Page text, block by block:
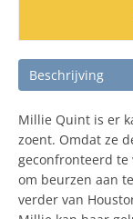
Beschrijving
Millie Quint is er
zoent. Omdat ze
geconfronteerd
om beurzen aan
verder van